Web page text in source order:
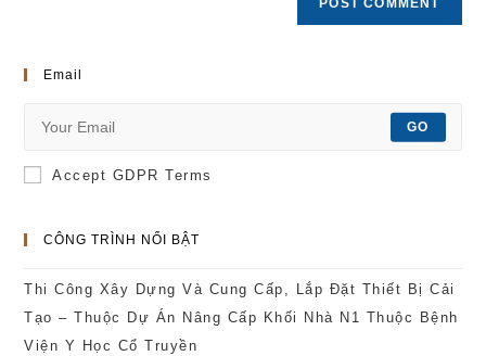
Email
GO
Accept GDPR Terms
CÔNG TRÌNH NỔI BẬT
Thi Công Xây Dựng Và Cung Cấp, Lắp Đặt Thiết Bị Cải
Tạo – Thuộc Dự Án Nâng Cấp Khối Nhà N1 Thuộc Bệnh
Viện Y Học Cổ Truyền